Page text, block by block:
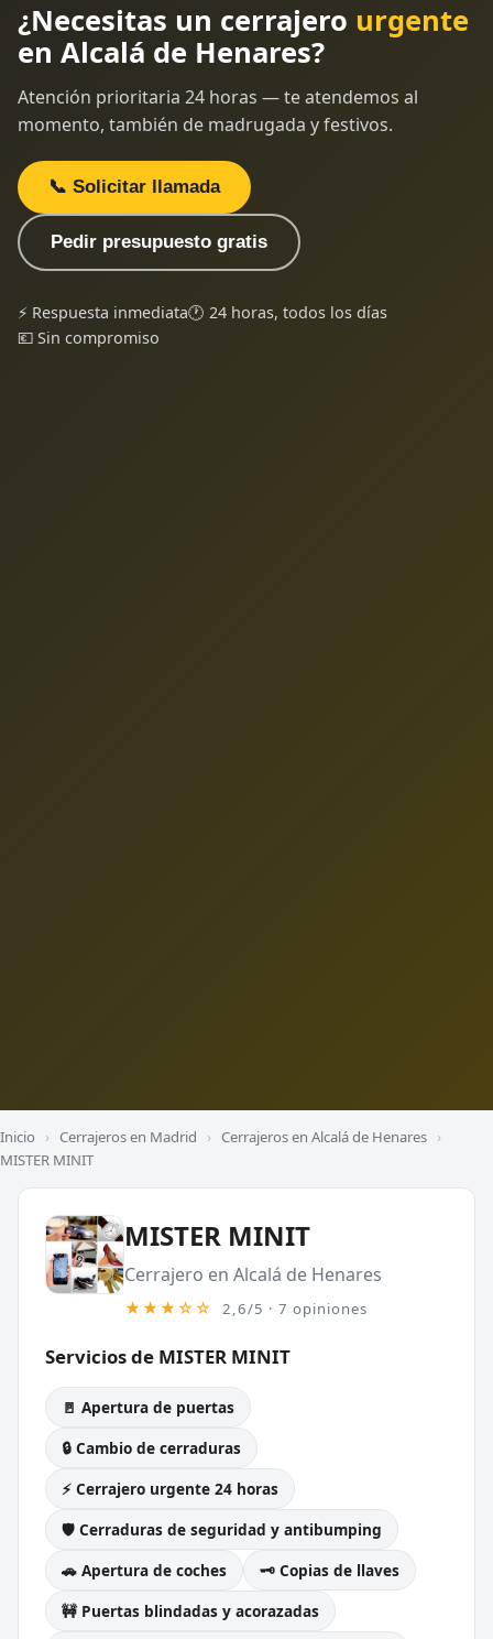
¿Necesitas un cerrajero urgente
en Alcalá de Henares?
Atención prioritaria 24 horas — te atendemos al
momento, también de madrugada y festivos.
📞 Solicitar llamada
Pedir presupuesto gratis
⚡ Respuesta inmediata🕐 24 horas, todos los días
💶 Sin compromiso
Inicio › Cerrajeros en Madrid › Cerrajeros en Alcalá de Henares ›
MISTER MINIT
MISTER MINIT
Cerrajero en Alcalá de Henares
★★★☆☆ 2,6/5 · 7 opiniones
Servicios de MISTER MINIT
🚪 Apertura de puertas
🔒 Cambio de cerraduras
⚡ Cerrajero urgente 24 horas
🛡️ Cerraduras de seguridad y antibumping
🚗 Apertura de coches
🗝️ Copias de llaves
🚧 Puertas blindadas y acorazadas